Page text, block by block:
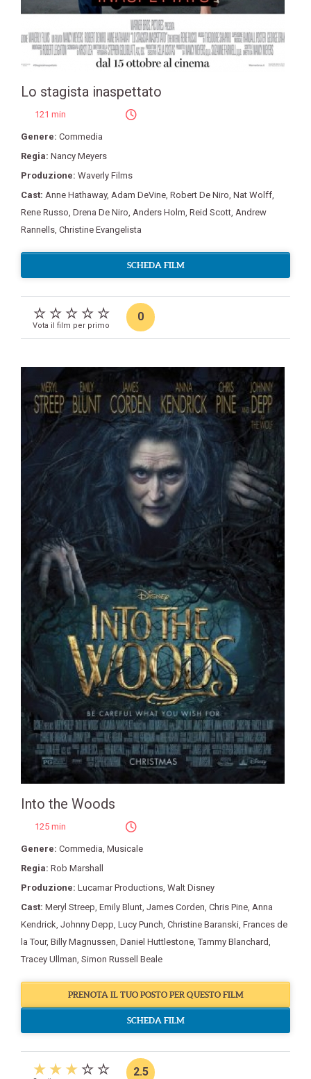
Lo stagista inaspettato
121 min
Genere: Commedia
Regia: Nancy Meyers
Produzione: Waverly Films
Cast: Anne Hathaway, Adam DeVine, Robert De Niro, Nat Wolff,
Rene Russo, Drena De Niro, Anders Holm, Reid Scott, Andrew
Rannells, Christine Evangelista
SCHEDA FILM
Vota il film per primo
0
Into the Woods
125 min
Genere: Commedia, Musicale
Regia: Rob Marshall
Produzione: Lucamar Productions, Walt Disney
Cast: Meryl Streep, Emily Blunt, James Corden, Chris Pine, Anna
Kendrick, Johnny Depp, Lucy Punch, Christine Baranski, Frances de
la Tour, Billy Magnussen, Daniel Huttlestone,Tammy Blanchard,
Tracey Ullman, Simon Russell Beale
PRENOTA IL TUO POSTO PER QUESTO FILM
SCHEDA FILM
2.5